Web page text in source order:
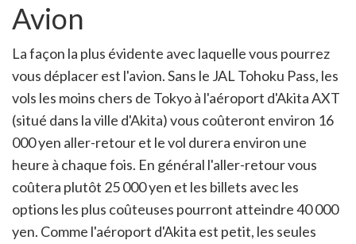
Avion
La façon la plus évidente avec laquelle vous pourrez
vous déplacer est l'avion. Sans le JAL Tohoku Pass, les
vols les moins chers de Tokyo à l'aéroport d'Akita AXT
(situé dans la ville d'Akita) vous coûteront environ 16
000 yen aller-retour et le vol durera environ une
heure à chaque fois. En général l'aller-retour vous
coûtera plutôt 25 000 yen et les billets avec les
options les plus coûteuses pourront atteindre 40 000
yen. Comme l'aéroport d'Akita est petit, les seules